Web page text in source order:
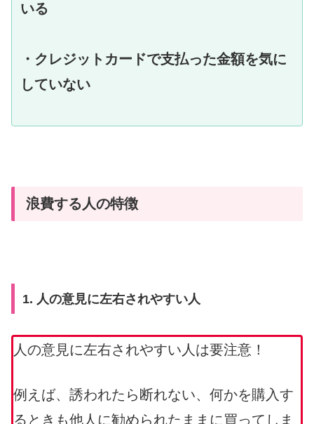
いる
・クレジットカードで支払った金額を気に
していない
浪費する人の特徴
1. 人の意見に左右されやすい人
人の意見に左右されやすい人は要注意！
例えば、誘われたら断れない、何かを購入す
るときも他人に勧められたままに買ってしま